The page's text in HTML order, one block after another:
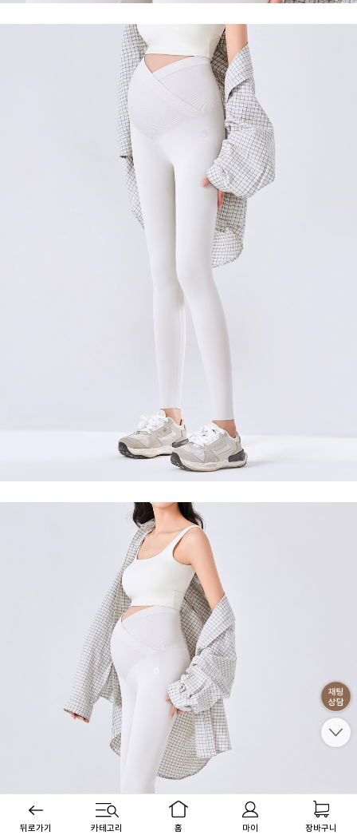
뒤로가기 카테고리 홈 마이 장바구니